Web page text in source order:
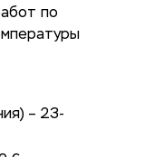
по
– 23-